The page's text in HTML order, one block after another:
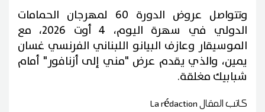
وتتواصل عروض الدورة 60 لمهرجان الحمامات
الدولي في سهرة اليوم، 4 أوت 2026، مع
الموسيقار وعازف البيانو اللبناني الفرنسي غسان
يمين، والذي يقدم عرض "مني إلى أزنافور" أمام
شبابيك مغلقة.
كاتب المقالLa rédaction